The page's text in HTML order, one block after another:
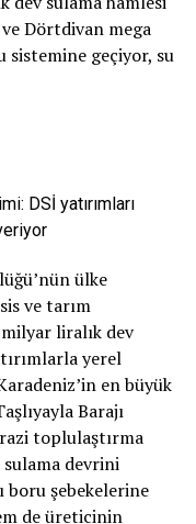
Dörtdivan mega
sistemine geçiyor, su
ülke
ve tarım
milyar liralık dev
yerel
en büyük
Barajı
toplulaştırma
devrini
boru şebekelerine
de üreticinin